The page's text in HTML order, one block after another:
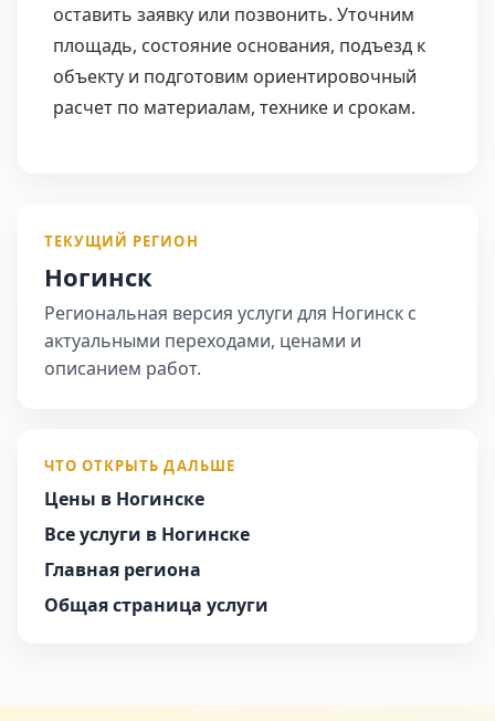
оставить заявку или позвонить. Уточним
площадь, состояние основания, подъезд к
объекту и подготовим ориентировочный
расчет по материалам, технике и срокам.
ТЕКУЩИЙ РЕГИОН
Ногинск
Региональная версия услуги для Ногинск с
актуальными переходами, ценами и
описанием работ.
ЧТО ОТКРЫТЬ ДАЛЬШЕ
Цены в Ногинске
Все услуги в Ногинске
Главная региона
Общая страница услуги